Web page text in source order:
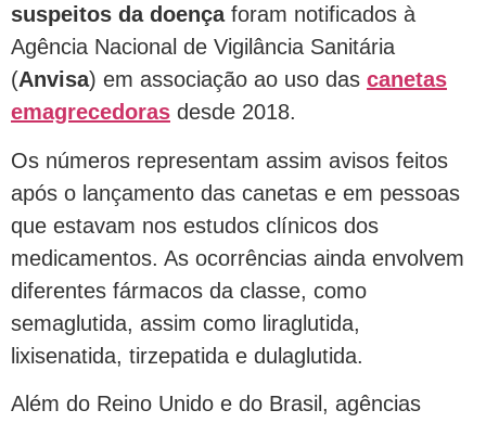
suspeitos da doençaforam notificados à
Agência Nacional de Vigilância Sanitária
(Anvisa) em associação ao uso das canetas
emagrecedoras desde 2018.
Os números representam assim avisos feitos
após o lançamento das canetas e em pessoas
que estavam nos estudos clínicos dos
medicamentos. As ocorrências ainda envolvem
diferentes fármacos da classe, como
semaglutida, assim como liraglutida,
lixisenatida, tirzepatida e dulaglutida.
Além do Reino Unido e do Brasil, agências